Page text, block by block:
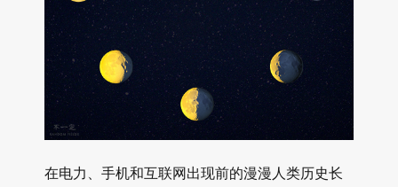
在电力、手机和互联网出现前的漫漫人类历史长